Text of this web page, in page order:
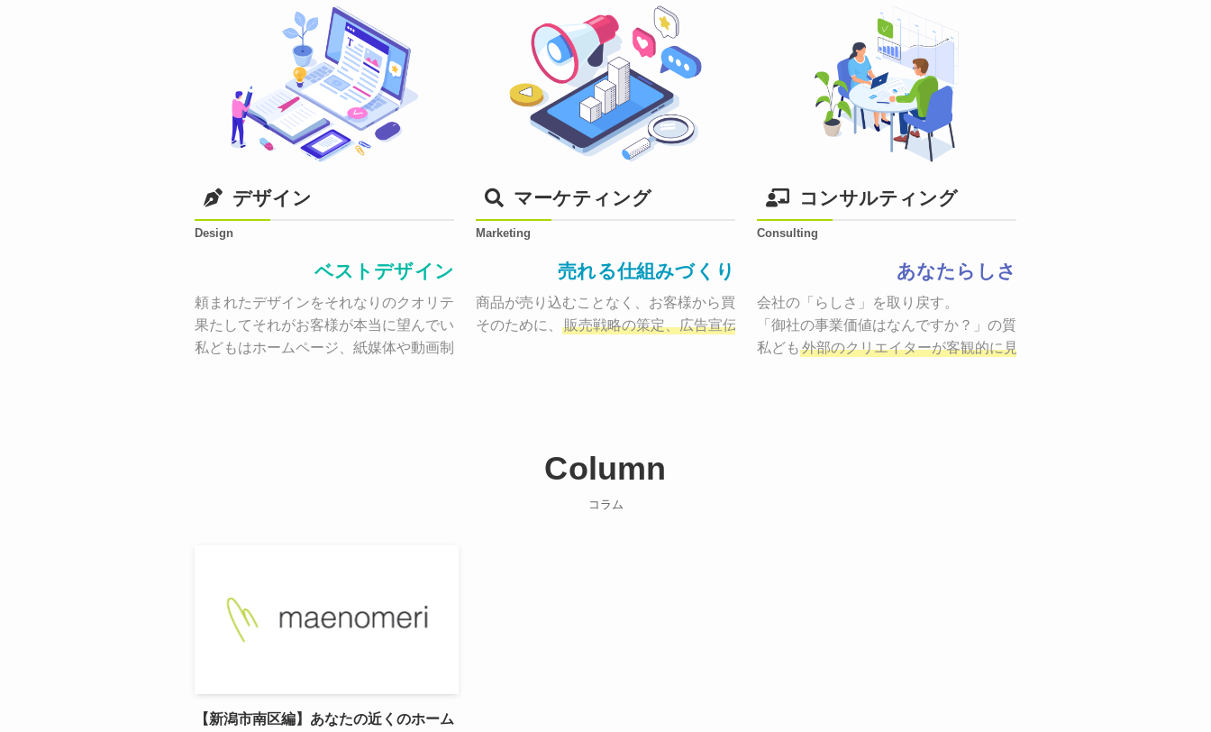
デザイン
Design
ベストデザイン
頼まれたデザインをそれなりのクオリティーで作り納品する。
果たしてそれがお客様が本当に望んでいた、デザインのゴールでしょうか。
私どもはホームページ、紙媒体や動画制作まで
お客様のサービスを適した場所へ届けるために、適切な方法を企画しご提案いたします。
マーケティング
Marketing
売れる仕組みづくり
商品が売り込むことなく、お客様から買いたくなる状態をつくるために、適した場所へ適切なターゲットに向け
そのために、
販売戦略の策定、広告宣伝に効果検証までの一連のプロセスを考え実行・検証・修正
コンサルティング
Consulting
あなたらしさ
会社の「らしさ」を取り戻す。
「御社の事業価値はなんですか？」の質問に答えることはできるでし
私ども 外部のクリエイターが客観的に見ながら最終的な絵を描き、
Column
コラム
【新潟市南区編】あなたの近くのホーム